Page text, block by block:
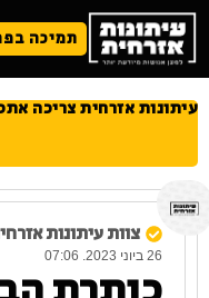
תמיכה
עיתונות אזרחית צריכה
צוות עיתונות
26 ביוני 2023. 07:06